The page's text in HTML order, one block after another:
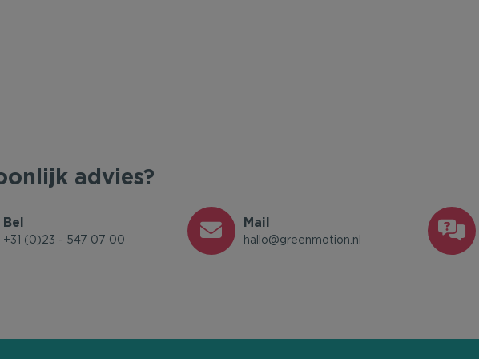
advies?
Bel
+31 (0)23 - 547 07 00
Mail
hallo@greenmotion.nl